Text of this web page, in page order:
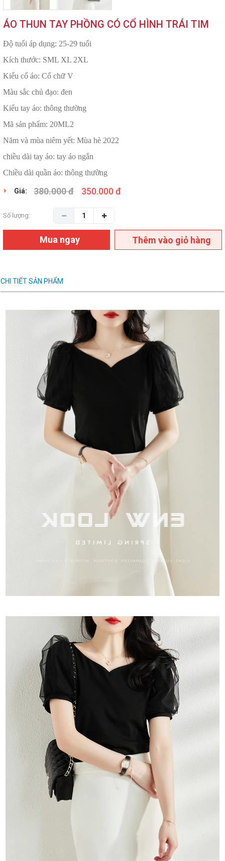
ÁO THUN TAY PHỒNG CÓ CỔ HÌNH TRÁI TIM
Độ tuổi áp dụng: 25-29 tuổi
Kích thước: SML XL 2XL
Kiểu cổ áo: Cổ chữ V
Màu sắc chủ đạo: đen
Kiểu tay áo: thông thường
Mã sản phẩm: 20ML2
Năm và mùa niêm yết: Mùa hè 2022
chiều dài tay áo: tay áo ngắn
Chiều dài quần áo: thông thường
Giá: 380.000 đ 350.000 đ
Số lượng:
Mua ngay Thêm vào giỏ hàng
CHI TIẾT SẢN PHẨM